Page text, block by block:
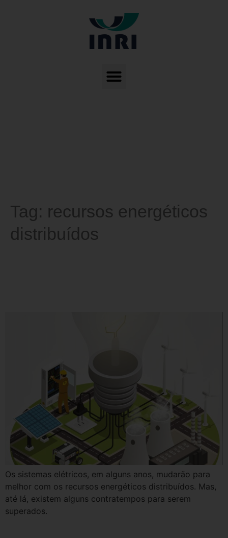
Tag: recursos energéticos
distribuídos
Os sistemas elétricos, em alguns anos, mudarão para
melhor com os recursos energéticos distribuídos. Mas,
até lá, existem alguns contratempos para serem
superados.